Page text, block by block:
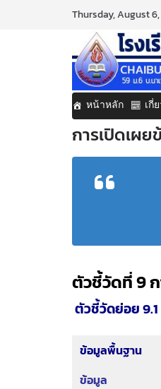
Thursday, August
หน้าหลัก เกี่
การเปิดเผย
ตัวชี้วัดที่ 9
ตัวชี้วัดย่อย
ข้อมูลพื้นฐาน
ข้อมูล